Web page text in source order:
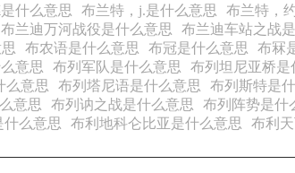
什么意思 布兰特，j.是什么意思 布兰特，
布兰迪万河战役是什么意思 布兰迪车站之战
布农语是什么意思 布冠是什么意思 布冧
意思 布列军队是什么意思 布列坦尼亚桥是
么意思 布列塔尼语是什么意思 布列斯特是
意思 布列讷之战是什么意思 布列阵势是什
么意思 布利地科仑比亚是什么意思 布利